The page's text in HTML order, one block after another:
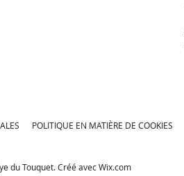
POLITIQUE EN MATIÈRE DE COOKIES
du Touquet. Créé avecWix.com